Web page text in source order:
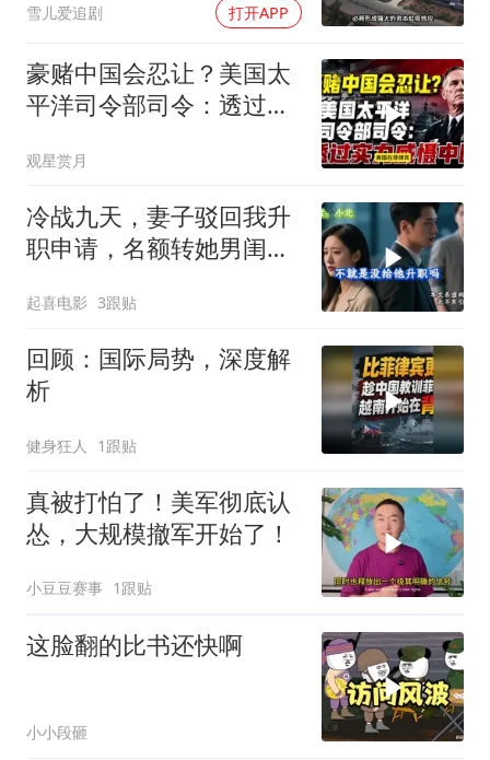
雪儿爱追剧 打开APP
豪赌中国会忍让？美国太
平洋司令部司令：透过实
观星赏月
冷战九天，妻子驳回我升
职申请，名额转她男闺
起喜电影 3跟贴
回顾：国际局势，深度解
析
健身狂人 1跟贴
真被打怕了！美军彻底认
怂，大规模撤军开始了！
小豆豆赛事 1跟贴
这脸翻的比书还快啊
小小段砸